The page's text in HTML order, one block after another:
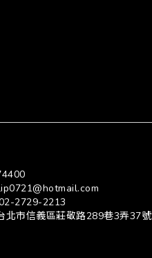
2729-2213
北市信義區莊敬路289巷3弄37號